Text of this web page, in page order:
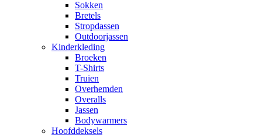
Sokken
Bretels
Stropdassen
Outdoorjassen
Kinderkleding
Broeken
T-Shirts
Truien
Overhemden
Overalls
Jassen
Bodywarmers
Hoofddeksels